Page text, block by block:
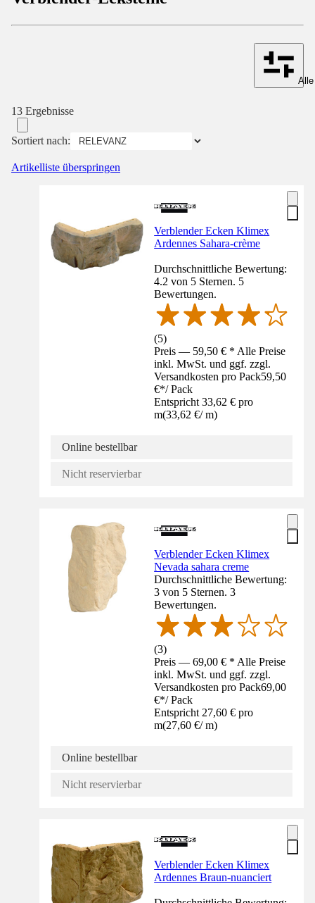
13 Ergebnisse
Sortiert nach:
Artikelliste überspringen
Verblender Ecken Klimex
Ardennes Sahara-crème
Durchschnittliche Bewertung:
4.2 von 5 Sternen. 5
Bewertungen.
(5)
Preis — 59,50 € * Alle Preise
inkl. MwSt. und ggf. zzgl.
Versandkosten pro Pack59,50
€*/ Pack
Entspricht 33,62 € pro
m(33,62 €/ m)
Online bestellbar
Nicht reservierbar
Verblender Ecken Klimex
Nevada sahara creme
Durchschnittliche Bewertung:
3 von 5 Sternen. 3
Bewertungen.
(3)
Preis — 69,00 € * Alle Preise
inkl. MwSt. und ggf. zzgl.
Versandkosten pro Pack69,00
€*/ Pack
Entspricht 27,60 € pro
m(27,60 €/ m)
Online bestellbar
Nicht reservierbar
Verblender Ecken Klimex
Ardennes Braun-nuanciert